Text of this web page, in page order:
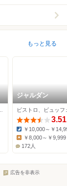
もっと見る
ジャルダン
3.51
Dinner:
￥10,000～￥
￥8,000～￥9,999
172人
広告を非表示